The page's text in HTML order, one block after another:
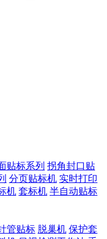
贴标系列 拐角封口贴
分页贴标机 实时打印
机 套标机 半自动贴标
管贴标 脱巢机 保护套